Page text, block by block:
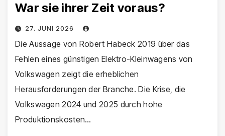
War sie ihrer Zeit voraus?
27. JUNI 2026
Die Aussage von Robert Habeck 2019 über das
Fehlen eines günstigen Elektro-Kleinwagens von
Volkswagen zeigt die erheblichen
Herausforderungen der Branche. Die Krise, die
Volkswagen 2024 und 2025 durch hohe
Produktionskosten…